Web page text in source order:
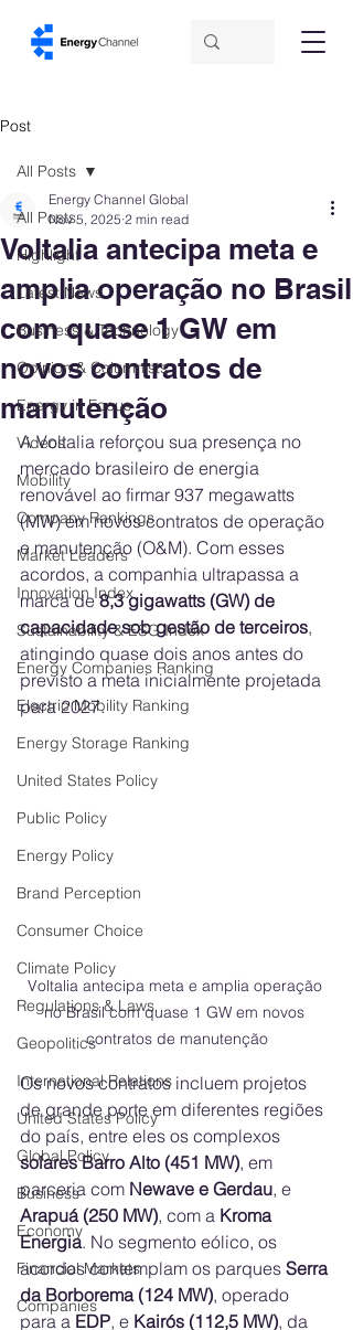
Post
All Posts
Highlight
Latest News
Business & Technology
Opinion & Columnists
Energy in Focus
Videos
Mobility
Company Rankings
Market Leaders
Innovation Index
Sustainability & ESG Index
Energy Companies Ranking
Electric Mobility Ranking
Energy Storage Ranking
United States Policy
Public Policy
Energy Policy
Brand Perception
Consumer Choice
Climate Policy
Regulations & Laws
Geopolitics
International Relations
United States Policy
Global Policy
Business
Economy
Financial Markets
Companies
All Posts
Voltalia antecipa meta e
amplia operação no Brasil
com quase 1 GW em
novos contratos de
manutenção
Energy Channel Global
Nov 5, 2025 2 min read
A Voltalia reforçou sua presença no
mercado brasileiro de energia
renovável ao firmar 937 megawatts
(MW) em novos contratos de operação
e manutenção (O&M). Com esses
acordos, a companhia ultrapassa a
marca de 8,3 gigawatts (GW) de
capacidade sob gestão de terceiros,
atingindo quase dois anos antes do
previsto a meta inicialmente projetada
para 2027.
Voltalia antecipa meta e amplia operação
no Brasil com quase 1 GW em novos
contratos de manutenção
Os novos contratos incluem projetos
de grande porte em diferentes regiões
do país, entre eles os complexos
solares Barro Alto (451 MW), em
parceria com Newave e Gerdau, e
Arapuá (250 MW), com a Kroma
Energia. No segmento eólico, os
acordos contemplam os parques Serra
da Borborema (124 MW), operado
para a EDP, e Kairós (112,5 MW), da